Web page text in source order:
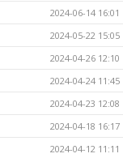
2024-06-14 16:01
2024-05-22 15:05
2024-04-26 12:10
2024-04-24 11:45
2024-04-23 12:08
2024-04-18 16:17
2024-04-12 11:11